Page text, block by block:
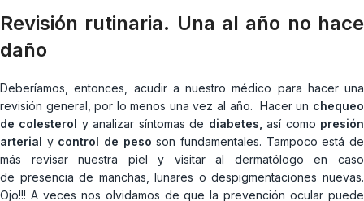
Revisión rutinaria. Una al año no hace
daño
Deberíamos, entonces, acudir a nuestro médico para hacer una
revisión general, por lo menos una vez al año. Hacer un chequeo
de colesterol y analizar síntomas de diabetes, así como presión
arterial y control de peso son fundamentales. Tampoco está de
más revisar nuestra piel y visitar al dermatólogo en caso
de presencia de manchas, lunares o despigmentaciones nuevas.
Ojo!!! A veces nos olvidamos de que la prevención ocular puede